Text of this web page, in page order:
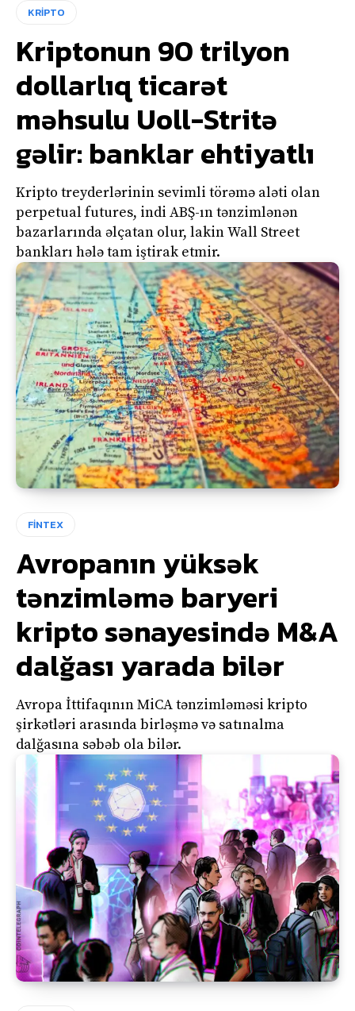
KRİPTO
Kriptonun 90 trilyon
dollarlıq ticarət
məhsulu Uoll-Stritə
gəlir: banklar ehtiyatlı
Kripto treyderlərinin sevimli törəmə aləti olan
perpetual futures, indi ABŞ-ın tənzimlənən
bazarlarında əlçatan olur, lakin Wall Street
bankları hələ tam iştirak etmir.
FİNTEX
Avropanın yüksək
tənzimləmə baryeri
kripto sənayesində M&A
dalğası yarada bilər
Avropa İttifaqının MiCA tənzimləməsi kripto
şirkətləri arasında birləşmə və satınalma
dalğasına səbəb ola bilər.